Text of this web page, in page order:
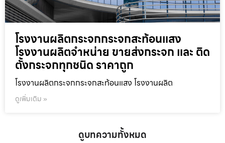
โรงงานผลิตกระจกกระจกสะท้อนแสง
โรงงานผลิตจำหน่าย ขายส่งกระจก และ ติด
ตั้งกระจกทุกชนิด ราคาถูก
โรงงานผลิตกระจกกระจกสะท้อนแสง โรงงานผลิต
ดูเพิ่มเติม »
ดูบทความทั้งหมด